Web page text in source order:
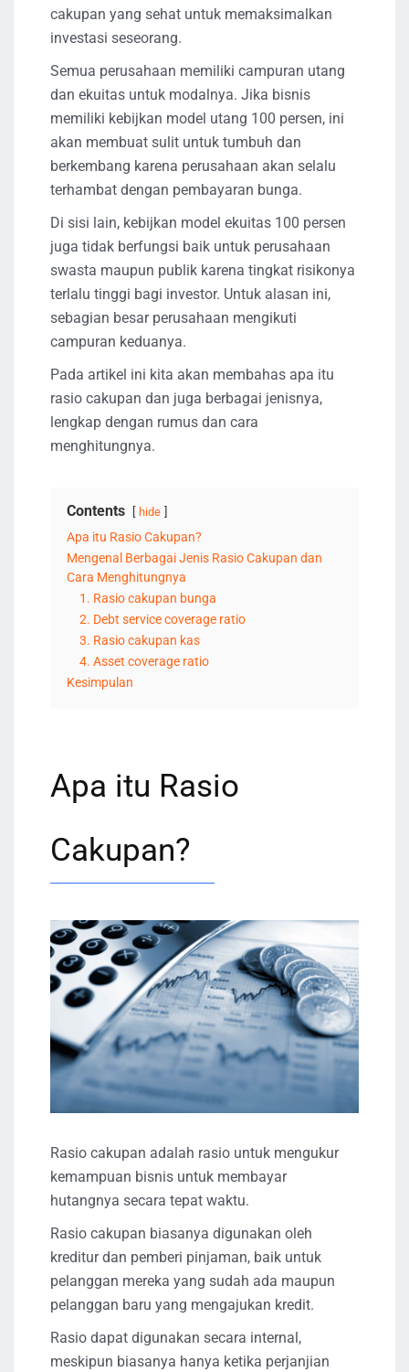
cakupan yang sehat untuk memaksimalkan
investasi seseorang.
Semua perusahaan memiliki campuran utang
dan ekuitas untuk modalnya. Jika bisnis
memiliki kebijkan model utang 100 persen, ini
akan membuat sulit untuk tumbuh dan
berkembang karena perusahaan akan selalu
terhambat dengan pembayaran bunga.
Di sisi lain, kebijkan model ekuitas 100 persen
juga tidak berfungsi baik untuk perusahaan
swasta maupun publik karena tingkat risikonya
terlalu tinggi bagi investor. Untuk alasan ini,
sebagian besar perusahaan mengikuti
campuran keduanya.
Pada artikel ini kita akan membahas apa itu
rasio cakupan dan juga berbagai jenisnya,
lengkap dengan rumus dan cara
menghitungnya.
Contents hide
Apa itu Rasio Cakupan?
Mengenal Berbagai Jenis Rasio Cakupan dan
Cara Menghitungnya
1. Rasio cakupan bunga
2. Debt service coverage ratio
3. Rasio cakupan kas
4. Asset coverage ratio
Kesimpulan
Apa itu Rasio
Cakupan?
Rasio cakupan adalah rasio untuk mengukur
kemampuan bisnis untuk membayar
hutangnya secara tepat waktu.
Rasio cakupan biasanya digunakan oleh
kreditur dan pemberi pinjaman, baik untuk
pelanggan mereka yang sudah ada maupun
pelanggan baru yang mengajukan kredit.
Rasio dapat digunakan secara internal,
meskipun biasanya hanya ketika perjanjian